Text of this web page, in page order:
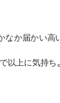
なか届かい高
以上に気持